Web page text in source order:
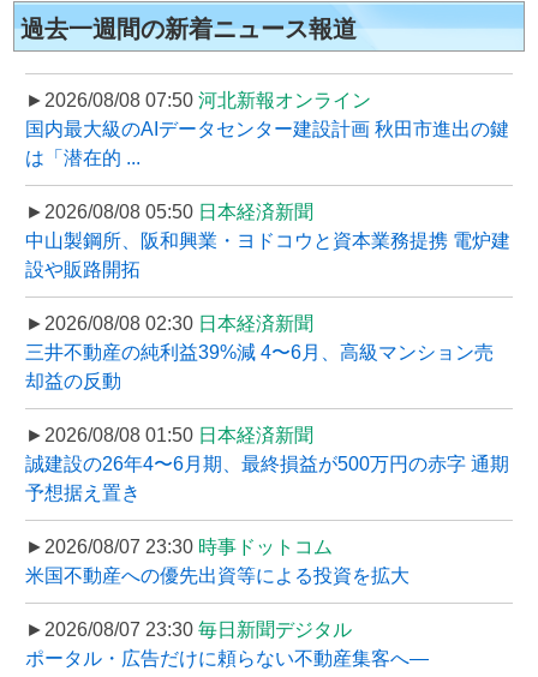
過去一週間の新着ニュース報道
►2026/08/08 07:50 河北新報オンライン
国内最大級のAIデータセンター建設計画 秋田市進出の鍵
は「潜在的 ...
►2026/08/08 05:50 日本経済新聞
中山製鋼所、阪和興業・ヨドコウと資本業務提携 電炉建
設や販路開拓
►2026/08/08 02:30 日本経済新聞
三井不動産の純利益39%減 4〜6月、高級マンション売
却益の反動
►2026/08/08 01:50 日本経済新聞
誠建設の26年4〜6月期、最終損益が500万円の赤字 通期
予想据え置き
►2026/08/07 23:30 時事ドットコム
米国不動産への優先出資等による投資を拡大
►2026/08/07 23:30 毎日新聞デジタル
ポータル・広告だけに頼らない不動産集客へ―